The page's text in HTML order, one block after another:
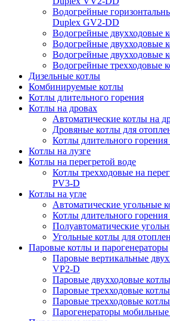
Водогрейные
Duplex GV2-DD
Водогрейные двухходовые
Водогрейные двухходовые
Водогрейные двухходовые
Водогрейные трехходовые
Дизельные котлы
Комбинируемые котлы
Котлы длительного горения
Котлы на дровах
Автоматические котлы на
Дровяные котлы для
Котлы длительного горения
Котлы на лузге
Котлы на перегретой воде
Котлы трехходовые на
PV3-D
Котлы на угле
Автоматические угольные
Котлы длительного горения
Полуавтоматические
Угольные котлы для
Паровые котлы и парогенераторы
Паровые вертикальные
VP2-D
Паровые двухходовые
Паровые трехходовые
Паровые трехходовые
Парогенераторы